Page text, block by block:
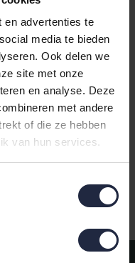
en advertenties te
media te bieden
Ook delen we
site met onze
en analyse. Deze
met andere
of die ze hebben
van hun services.